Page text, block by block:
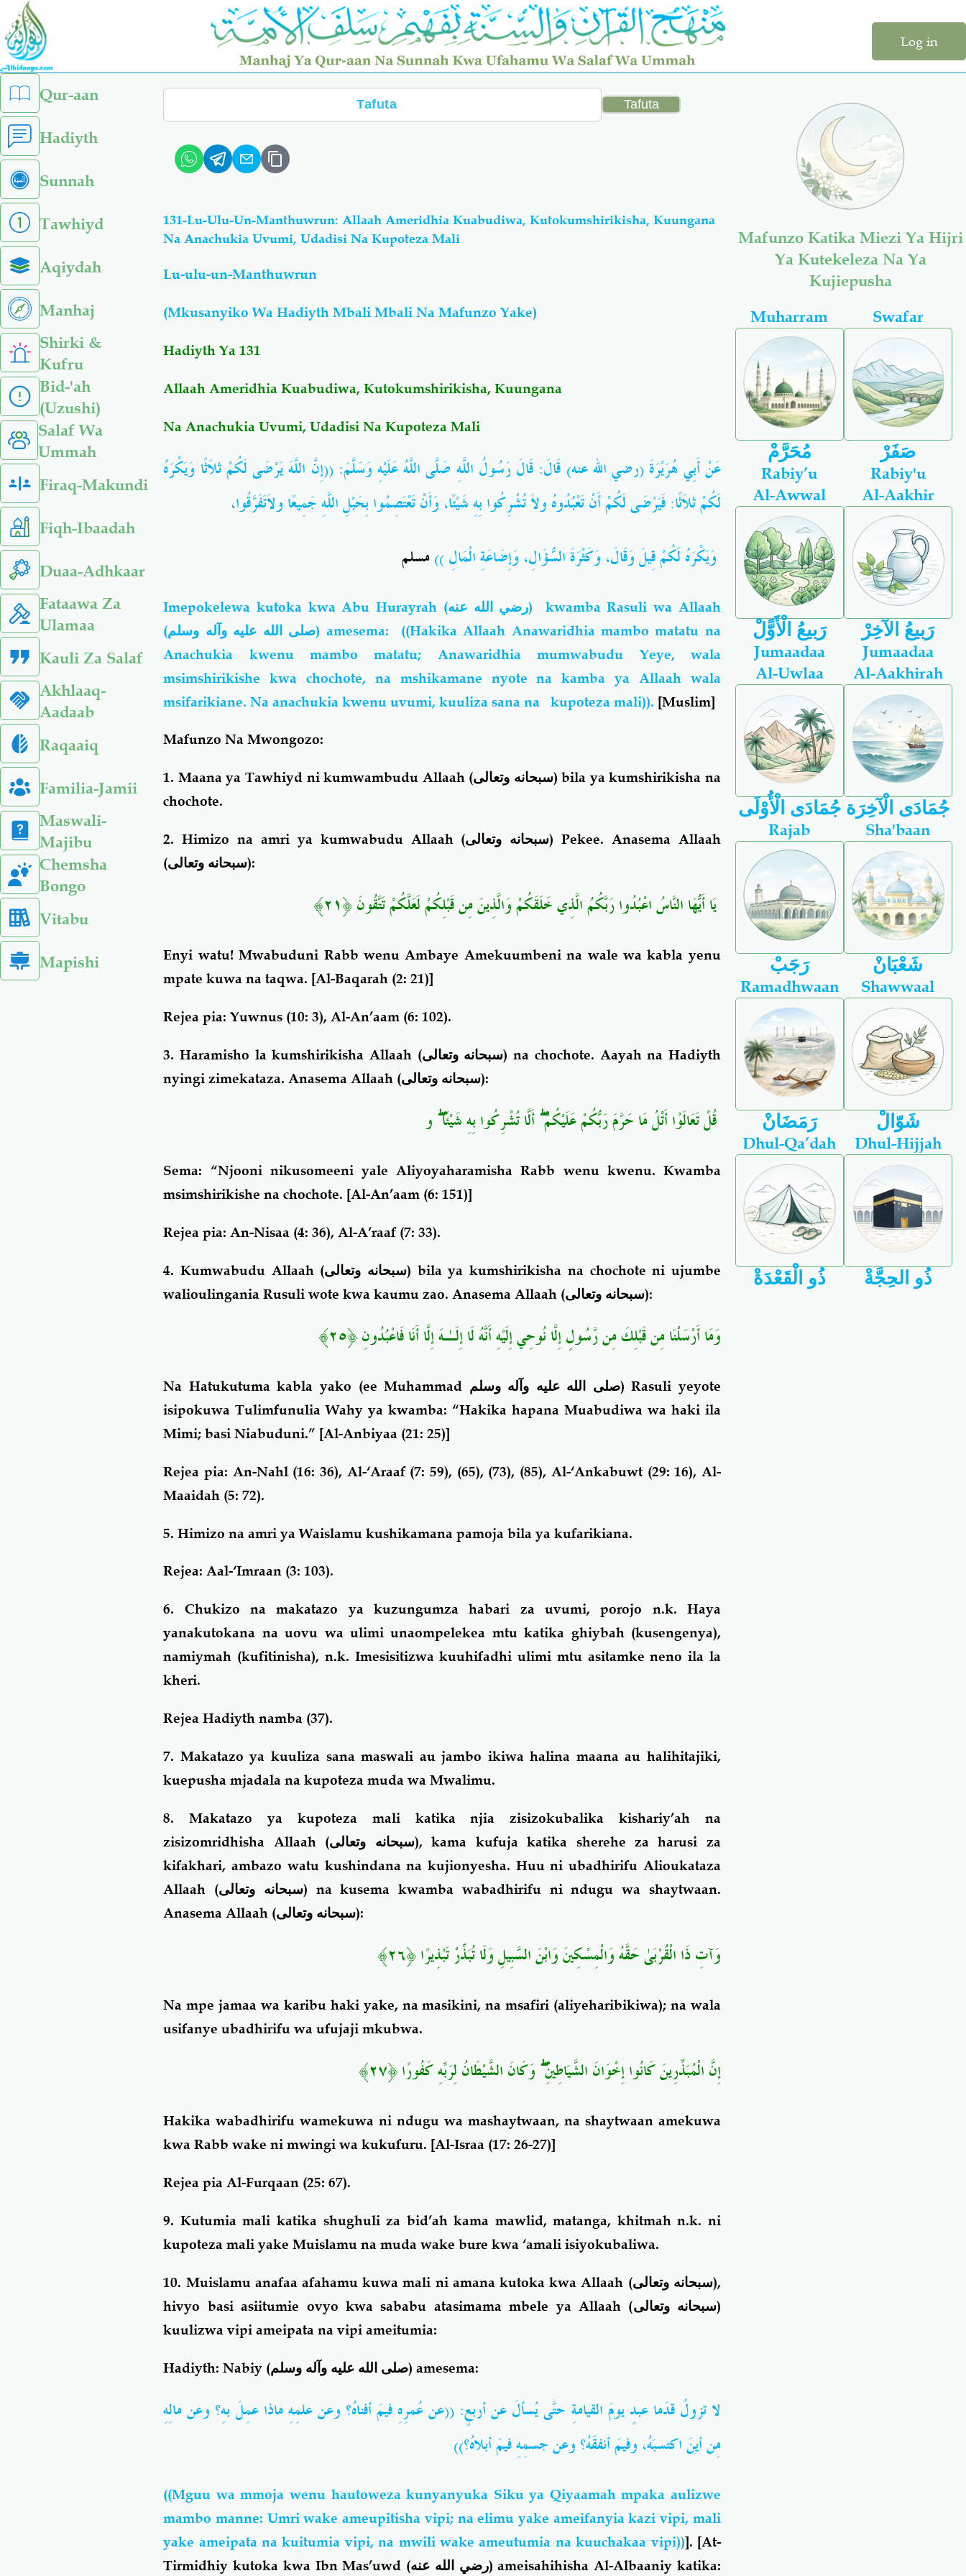
Skip
main
content
Log in
left
sidebar
menu
Qur-aan
Hadiyth
Sunnah
Tawhiyd
Aqiydah
Manhaj
Shirki &
Kufru
Bid-'ah
(Uzushi)
Salaf Wa
Ummah
Firaq-Makundi
Fiqh-Ibaadah
Duaa-Adhkaar
Fataawa Za
Ulamaa
Kauli Za Salaf
Akhlaaq-
Aadaab
Raqaaiq
Familia-Jamii
Maswali-
Majibu
Chemsha
Bongo
Vitabu
Mapishi
Search
131-Lu-Ulu-Un-Manthuwrun: Allaah Ameridhia Kuabudiwa, Kutokumshirikisha, Kuungana
Na Anachukia Uvumi, Udadisi Na Kupoteza Mali
Lu-ulu-un-Manthuwrun
(Mkusanyiko Wa Hadiyth Mbali Mbali Na Mafunzo Yake)
Hadiyth Ya 131
Allaah Ameridhia Kuabudiwa, Kutokumshirikisha, Kuungana
Na Anachukia Uvumi, Udadisi Na Kupoteza Mali
عَنْ أَبِي هُرَيْرَةَ (رضي الله عنه) قَالَ: قَالَ رَسُولُ اللَّهِ صَلَّى اللَّهُ عَلَيْهِ وَسَلَّمَ: ((إِنَّ اللَّهَ يَرْضَى لَكُمْ ثلاَثًا وَيَكْرَهُ
لَكُمْ ثلاَثًا: فَيَرْضَى لَكُمْ أَنْ تَعْبُدُوهُ ولاَ تُشْرِكُوا بِهِ شَيْئًا، وَأَنْ تَعْتَصِمُوا بِحَبْلِ اللَّهِ جَمِيعًا ولاَتَفَرَّقُوا،
وَيَكْرَهُ لَكُمْ قِيلَ وَقَالَ، وَكَثْرَةَ السُّؤَالِ، وَإِضَاعَةِ الْمَالِ))مسلم
Imepokelewa kutoka kwa Abu Hurayrah (رضي الله عنه) kwamba Rasuli wa Allaah
(صلى الله عليه وآله وسلم) amesema: ((Hakika Allaah Anawaridhia mambo matatu na
Anachukia kwenu mambo matatu; Anawaridhia mumwabudu Yeye, wala
msimshirikishe kwa chochote, na mshikamane nyote na kamba ya Allaah wala
msifarikiane. Na anachukia kwenu uvumi, kuuliza sana na kupoteza mali)). [Muslim]
Mafunzo Na Mwongozo:
1. Maana ya Tawhiyd ni kumwambudu Allaah (سبحانه وتعالى) bila ya kumshirikisha na
chochote.
2. Himizo na amri ya kumwabudu Allaah (سبحانه وتعالى) Pekee. Anasema Allaah
(سبحانه وتعالى):
يَا أَيُّهَا النَّاسُ اعْبُدُوا رَبَّكُمُ الَّذِي خَلَقَكُمْ وَالَّذِينَ مِن قَبْلِكُمْ لَعَلَّكُمْ تَتَّقُونَ ﴿٢١﴾
Enyi watu! Mwabuduni Rabb wenu Ambaye Amekuumbeni na wale wa kabla yenu
mpate kuwa na taqwa. [Al-Baqarah (2: 21)]
Rejea pia: Yuwnus (10: 3), Al-An’aam (6: 102).
3. Haramisho la kumshirikisha Allaah (سبحانه وتعالى) na chochote. Aayah na Hadiyth
nyingi zimekataza. Anasema Allaah (سبحانه وتعالى):
قُلْ تَعَالَوْا أَتْلُ مَا حَرَّمَ رَبُّكُمْ عَلَيْكُمْ ۖ أَلَّا تُشْرِكُوا بِهِ شَيْئًا ۖ و
Sema: “Njooni nikusomeeni yale Aliyoyaharamisha Rabb wenu kwenu. Kwamba
msimshirikishe na chochote. [Al-An’aam (6: 151)]
Rejea pia: An-Nisaa (4: 36), Al-A’raaf (7: 33).
4. Kumwabudu Allaah (سبحانه وتعالى) bila ya kumshirikisha na chochote ni ujumbe
walioulingania Rusuli wote kwa kaumu zao. Anasema Allaah (سبحانه وتعالى):
وَمَا أَرْسَلْنَا مِن قَبْلِكَ مِن رَّسُولٍ إِلَّا نُوحِي إِلَيْهِ أَنَّهُ لَا إِلَـٰهَ إِلَّا أَنَا فَاعْبُدُونِ ﴿٢٥﴾
Na Hatukutuma kabla yako (ee Muhammad صلى الله عليه وآله وسلم) Rasuli yeyote
isipokuwa Tulimfunulia Wahy ya kwamba: “Hakika hapana Muabudiwa wa haki ila
Mimi; basi Niabuduni.” [Al-Anbiyaa (21: 25)]
Rejea pia: An-Nahl (16: 36), Al-‘Araaf (7: 59), (65), (73), (85), Al-‘Ankabuwt (29: 16), Al-
Maaidah (5: 72).
5. Himizo na amri ya Waislamu kushikamana pamoja bila ya kufarikiana.
Rejea: Aal-‘Imraan (3: 103).
6. Chukizo na makatazo ya kuzungumza habari za uvumi, porojo n.k. Haya
yanakutokana na uovu wa ulimi unaompelekea mtu katika ghiybah (kusengenya),
namiymah (kufitinisha), n.k. Imesisitizwa kuuhifadhi ulimi mtu asitamke neno ila la
kheri.
Rejea Hadiyth namba (37).
7. Makatazo ya kuuliza sana maswali au jambo ikiwa halina maana au halihitajiki,
kuepusha mjadala na kupoteza muda wa Mwalimu.
8. Makatazo ya kupoteza mali katika njia zisizokubalika kishariy’ah na
zisizomridhisha Allaah (سبحانه وتعالى), kama kufuja katika sherehe za harusi za
kifakhari, ambazo watu kushindana na kujionyesha. Huu ni ubadhirifu Alioukataza
Allaah (سبحانه وتعالى) na kusema kwamba wabadhirifu ni ndugu wa shaytwaan.
Anasema Allaah (سبحانه وتعالى):
وَآتِ ذَا الْقُرْبَىٰ حَقَّهُ وَالْمِسْكِينَ وَابْنَ السَّبِيلِ وَلَا تُبَذِّرْ تَبْذِيرًا ﴿٢٦﴾
Na mpe jamaa wa karibu haki yake, na masikini, na msafiri (aliyeharibikiwa); na wala
usifanye ubadhirifu wa ufujaji mkubwa.
إِنَّ الْمُبَذِّرِينَ كَانُوا إِخْوَانَ الشَّيَاطِينِ ۖ وَكَانَ الشَّيْطَانُ لِرَبِّهِ كَفُورًا ﴿٢٧﴾
Hakika wabadhirifu wamekuwa ni ndugu wa mashaytwaan, na shaytwaan amekuwa
kwa Rabb wake ni mwingi wa kukufuru. [Al-Israa (17: 26-27)]
Rejea pia Al-Furqaan (25: 67).
9. Kutumia mali katika shughuli za bid’ah kama mawlid, matanga, khitmah n.k. ni
kupoteza mali yake Muislamu na muda wake bure kwa ‘amali isiyokubaliwa.
10. Muislamu anafaa afahamu kuwa mali ni amana kutoka kwa Allaah (سبحانه وتعالى),
hivyo basi asiitumie ovyo kwa sababu atasimama mbele ya Allaah (سبحانه وتعالى)
kuulizwa vipi ameipata na vipi ameitumia:
Hadiyth: Nabiy (صلى الله عليه وآله وسلم) amesema:
لا تزولُ قدَما عبدٍ يومَ القيامةِ حتَّى يُسألَ عن أربعٍ: ((عن عُمرِهِ فيمَ أفناهُ؟ وعن علمِهِ ماذا عمِلَ بهِ؟ وعن مالِهِ
مِن أينَ اكتسبَهُ، وفيمَ أنفقَهُ؟ وعن جسمِهِ فيمَ أبلاهُ؟))
((Mguu wa mmoja wenu hautoweza kunyanyuka Siku ya Qiyaamah mpaka aulizwe
mambo manne: Umri wake ameupitisha vipi; na elimu yake ameifanyia kazi vipi, mali
yake ameipata na kuitumia vipi, na mwili wake ameutumia na kuuchakaa vipi))]. [At-
Tirmidhiy kutoka kwa Ibn Mas’uwd (رضي الله عنه) ameisahihisha Al-Albaaniy katika:
Mafunzo Katika Miezi Ya Hijri
Ya Kutekeleza Na Ya
Kujiepusha
Muharram
مُحَرَّمْ
Swafar
صَفَرْ
Rabiy’u
Al-Awwal
رَبيعُ الْأَوًّلْ
Rabiy'u
Al-Aakhir
رَبيعُ الآخِرْ
Jumaadaa
Al-Uwlaa
جُمَادَى الْأُوْلَى
Jumaadaa
Al-Aakhirah
جُمَادَى الْآخِرَة
Rajab
رَجَبْ
Sha'baan
شَعْبَانْ
Ramadhwaan
رَمَضَانْ
Shawwaal
شَوّالْ
Dhul-Qa’dah
ذُو الْقَعْدَةْ
Dhul-Hijjah
ذُو الحِجَّةْ